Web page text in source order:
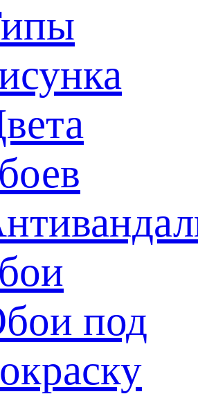
под